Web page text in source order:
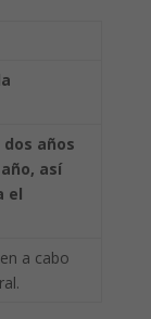
años
así
el
a cabo